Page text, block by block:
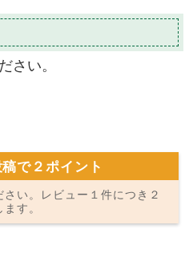
さい。
で２ポイント
い。レビュー１件につき２
す。